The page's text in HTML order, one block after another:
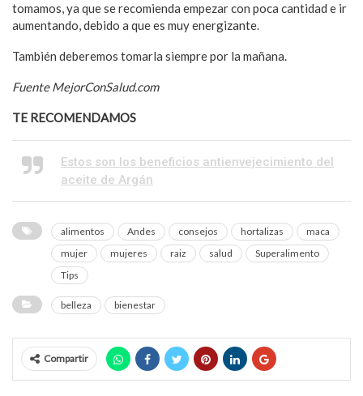
tomamos, ya que se recomienda empezar con poca cantidad e ir
aumentando, debido a que es muy energizante.
También deberemos tomarla siempre por la mañana.
Fuente MejorConSalud.com
TE RECOMENDAMOS
Estos son los beneficios antienvejecimiento del
aceite de Argán
alimentos Andes consejos hortalizas
maca
mujer
mujeres raiz salud
Superalimento
Tips
belleza bienestar
Compartir